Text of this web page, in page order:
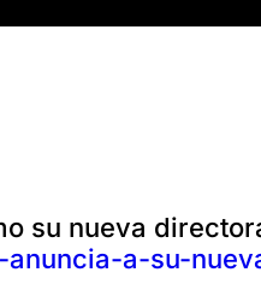
su nueva
a-su-